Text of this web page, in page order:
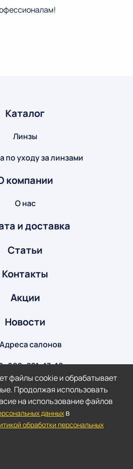
Каталог
Линзы
по уходу за линзами
компании
О нас
и доставка
Статьи
Контакты
Акции
Новости
Адреса салонов
info@optik-v.ru
соц. сетях:
файлы cookie и обрабатывает
Продолжая использовать
на использование файлов
данных в
обработки персональных